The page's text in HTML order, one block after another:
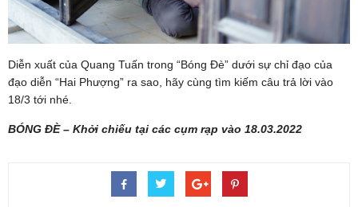
Diễn xuất của Quang Tuấn trong “Bóng Đè” dưới sự chỉ đạo của
đạo diễn “Hai Phượng” ra sao, hãy cùng tìm kiếm câu trả lời vào
18/3 tới nhé.
BÓNG ĐÈ – Khởi chiếu tại các cụm rạp vào 18.03.2022